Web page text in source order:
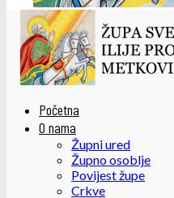
Početna
O nama
Župni ured
Župno osoblje
Povijest župe
Crkve